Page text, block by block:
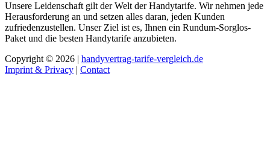
Unsere Leidenschaft gilt der Welt der Handytarife. Wir nehmen jede
Herausforderung an und setzen alles daran, jeden Kunden
zufriedenzustellen. Unser Ziel ist es, Ihnen ein Rundum-Sorglos-
Paket und die besten Handytarife anzubieten.
Copyright © 2026 | handyvertrag-tarife-vergleich.de
Imprint & Privacy | Contact